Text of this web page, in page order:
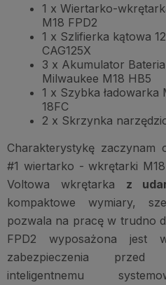
1 x Wiertarko-
M18 FPD2
1 x Szlifierka kątowa
CAG125X
3 x Akumulator
Milwaukee M18 HB5
1 x Szybka ładowarka
18FC
2 x Skrzynka
Charakterystykę zaczynam
#1 wiertarko - wkrętarki
Voltowa wkrętarka z
kompaktowe wymiary,
pozwala na pracę w trudno
FPD2 wyposażona jest
zabezpieczenia przed
inteligentnemu